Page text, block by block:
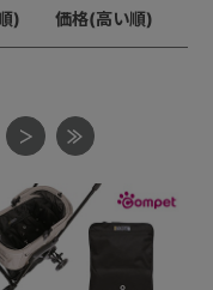
) 価格(高い順)